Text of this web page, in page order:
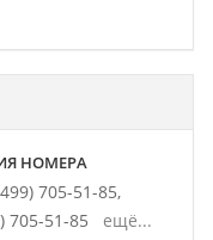
НОМЕРА
705-51-85,
705-51-85 ещё...